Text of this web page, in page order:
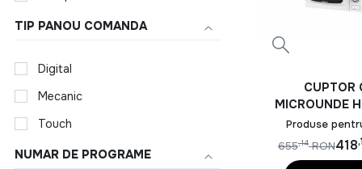
TIP PANOU COMANDA
Digital
Mecanic
Touch
NUMAR DE PROGRAME
Unelte si
si aparat de
orice gospodarie.
Produse
CUPTOR
MICROUNDE
HMW-
Produse
418
655,14 RON